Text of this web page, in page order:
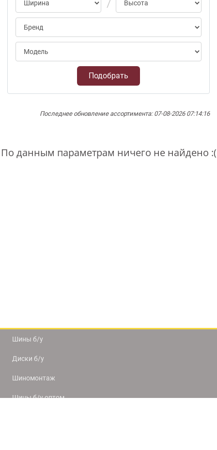
Подобрать
Последнее обновление ассортимента: 07-08-2026 07:14:16
По данным параметрам ничего не найдено :(
Шины б/у
Диски б/у
Шиномонтаж
Шины б/у оптом